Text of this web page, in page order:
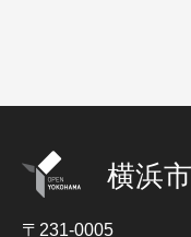
横浜
〒231-0005